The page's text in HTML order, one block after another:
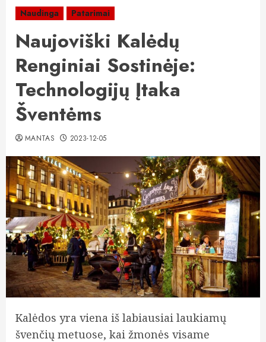
Naudinga Patarimai
Naujoviški Kalėdų
Renginiai Sostinėje:
Technologijų Įtaka
Šventėms
MANTAS 2023-12-05
Kalėdos yra viena iš labiausiai laukiamų
švenčių metuose, kai žmonės visame